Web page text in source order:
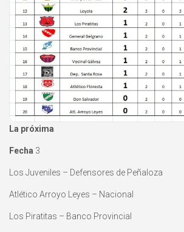
La próxima
Fecha 3
Los Juveniles – Defensores de Peñaloza
Atlético Arroyo Leyes – Nacional
Los Piratitas – Banco Provincial